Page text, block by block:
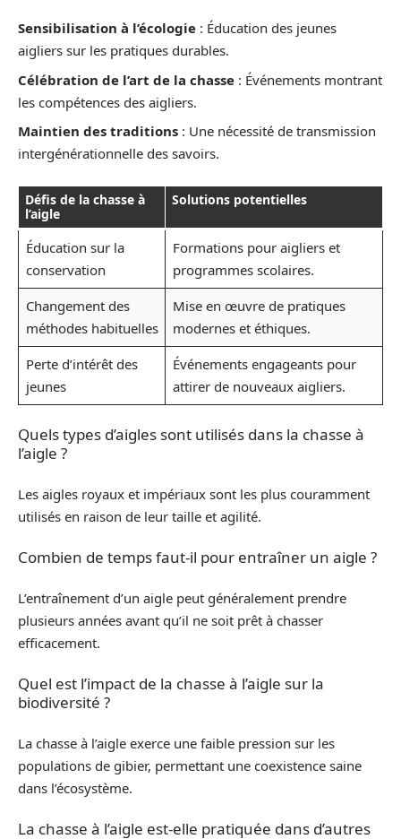
Sensibilisation à l’écologie : Éducation des jeunes
aigliers sur les pratiques durables.
Célébration de l’art de la chasse : Événements montrant
les compétences des aigliers.
Maintien des traditions : Une nécessité de transmission
intergénérationnelle des savoirs.
Défis de la chasse à
l’aigle
Solutions potentielles
Éducation sur la
conservation
Formations pour aigliers et
programmes scolaires.
Changement des
méthodes habituelles
Mise en œuvre de pratiques
modernes et éthiques.
Perte d’intérêt des
jeunes
Événements engageants pour
attirer de nouveaux aigliers.
Quels types d’aigles sont utilisés dans la chasse à
l’aigle ?
Les aigles royaux et impériaux sont les plus couramment
utilisés en raison de leur taille et agilité.
Combien de temps faut-il pour entraîner un aigle ?
L’entraînement d’un aigle peut généralement prendre
plusieurs années avant qu’il ne soit prêt à chasser
efficacement.
Quel est l’impact de la chasse à l’aigle sur la
biodiversité ?
La chasse à l’aigle exerce une faible pression sur les
populations de gibier, permettant une coexistence saine
dans l’écosystème.
La chasse à l’aigle est-elle pratiquée dans d’autres